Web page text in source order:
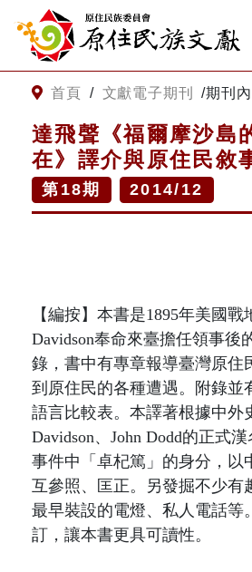
跳到主要內容
網站導覽
客服諮詢
關於我們
關於原住民族文獻會
原住民族文獻會設置要點
委員介紹
歷次會議記錄
最新消息
網站訊息
徵稿訊息
出版品專區
本會出版品列表
與國史館共同出版品介紹
文獻電子期刊
本期內容 相關連結
首頁 / 文獻電子期刊 /期刊
達飛聲《福爾摩沙島
在》譯介與原住民敘
第 18期 2014/12
【編按】本書是1895年美國戰
Davidson奉命來臺擔任領事後
錄，書中有專章報導臺灣原住
到原住民的各種遭遇。附錄並
語言比較表。本譯著根據中外
Davidson、 John Dodd的正式
事件中「卓杞篤」的身分，以
互參照、匡正。另發掘不少有
最早裝設的電燈、私人電話等
訂，讓本書更具可讀性。